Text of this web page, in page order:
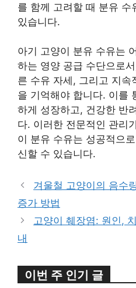
를 함께 고려할 때 분유 수
있습니다.
아기 고양이 분유 수유는
하는 영양 공급 수단으로
른 수유 자세, 그리고 지속
을 기억해야 합니다. 이를
하게 성장하고, 건강한 반
다. 이러한 전문적인 관리
이 분유 수유는 성공적으
신할 수 있습니다.
겨울철 고양이의 음수
증가 방법
고양이 췌장염: 원인,
내
이번 주 인기 글